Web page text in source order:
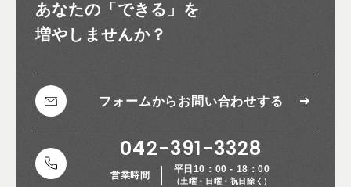
あなたの 「できる」を
増やしませんか？
フォームから お問い合わせする
042-391-3328
営業時間
平日10：00 - 18：00
（土曜・日曜・祝日除く）